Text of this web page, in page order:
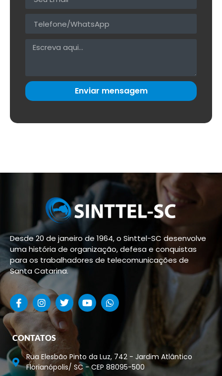
Enviar mensagem
Desde 20 de janeiro de 1964, o Sinttel-SC desenvolve
uma história de organização, defesa e conquistas
para os trabalhadores de telecomunicações de
Santa Catarina.
CONTATOS
Rua Elesbão Pinto da Luz, 742 - Jardim Atlântico
Florianópolis/ SC - CEP 88095-500